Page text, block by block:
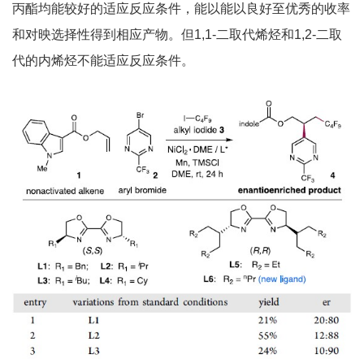
丙酯均能较好的适应反应条件，能以能以良好至优秀的收率
和对映选择性得到相应产物。但1,1-二取代烯烃和1,2-二取
代的内烯烃不能适应反应条件。